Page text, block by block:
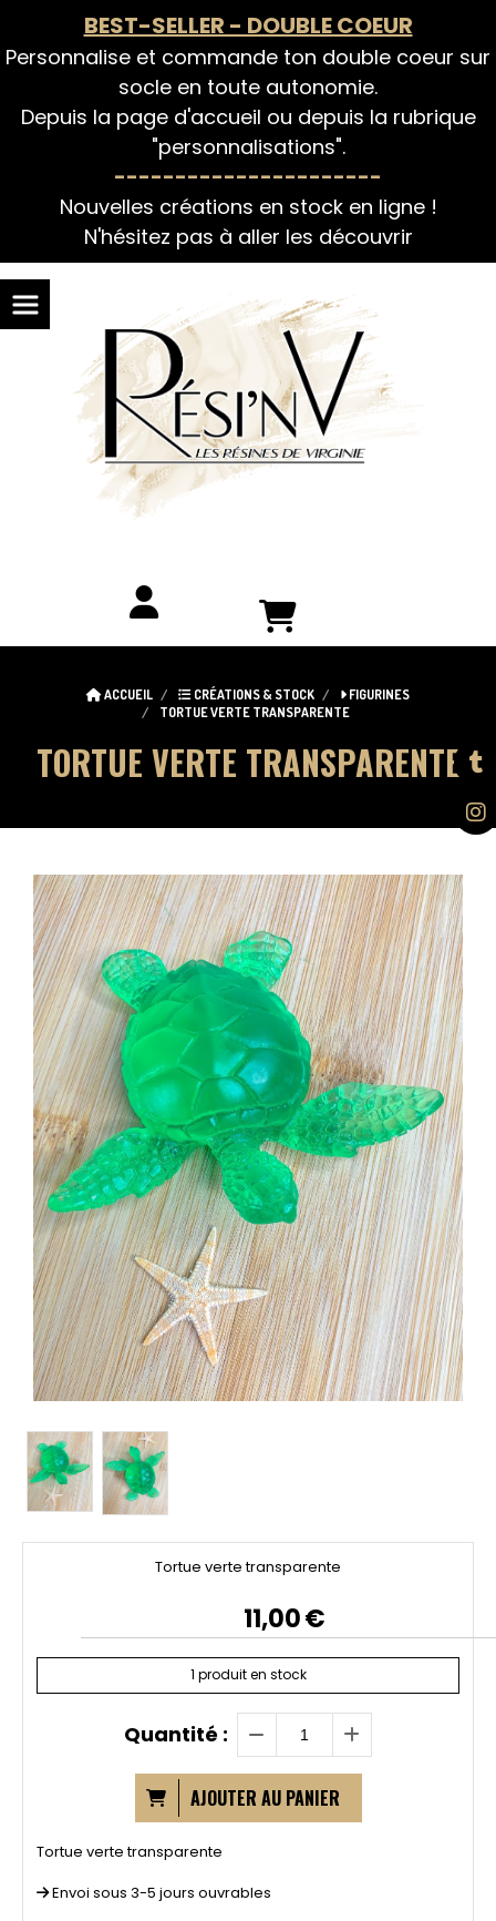
BEST-SELLER - DOUBLE COEUR
Personnalise et commande ton double coeur sur
socle en toute autonomie.
Depuis la page d'accueil ou depuis la rubrique
"personnalisations".
----------------------
Nouvelles créations en stock en ligne !
N'hésitez pas à aller les découvrir
ACCUEIL CRÉATIONS & STOCK
FIGURINES
TORTUE VERTE TRANSPARENTE
TORTUE VERTE TRANSPARENTE
Tortue verte transparente
11,00€
1 produit en stock
Quantité :
AJOUTER AU PANIER
Tortue verte transparente
Envoi sous 3-5 jours ouvrables